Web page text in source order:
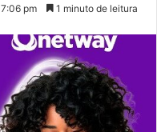
pm 1 minuto de leitura